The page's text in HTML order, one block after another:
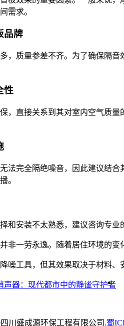
需求。
品牌
，质量参差不齐。为了确保隔
性
，直接关系到其对室内空气质
法完全隔绝噪音，因此建议结
。
和安装不太熟悉，建议咨询专
非一劳永逸。随着居住环境的
噪工具，但其效果取决于材料
声器：现代都市中的静谧守护者
川盛成源环保工程有限公司.蜀